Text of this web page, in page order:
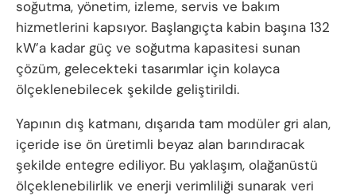
soğutma, yönetim, izleme, servis ve bakım
hizmetlerini kapsıyor. Başlangıçta kabin başına 132
kW’a kadar güç ve soğutma kapasitesi sunan
çözüm, gelecekteki tasarımlar için kolayca
ölçeklenebilecek şekilde geliştirildi.
Yapının dış katmanı, dışarıda tam modüler gri alan,
içeride ise ön üretimli beyaz alan barındıracak
şekilde entegre ediliyor. Bu yaklaşım, olağanüstü
ölçeklenebilirlik ve enerji verimliliği sunarak veri